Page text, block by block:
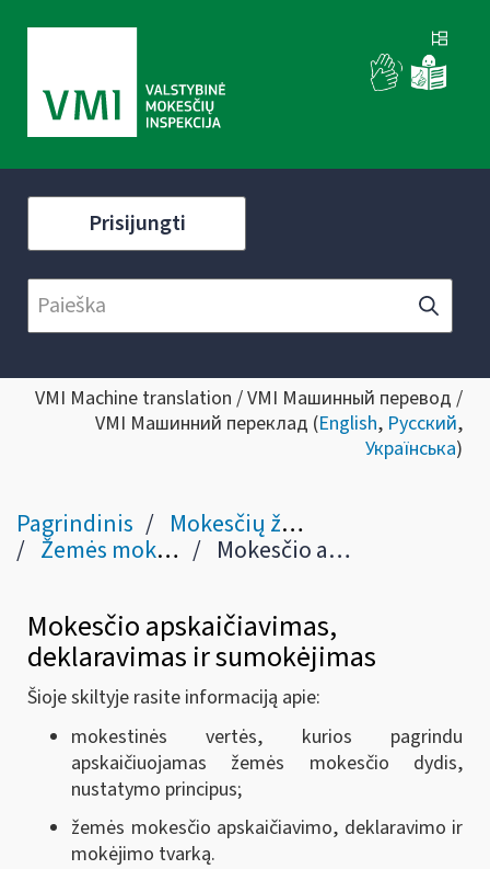
Prisijungti
VMI Machine translation / VMI Машинный перевод /
VMI Машинний переклад (English, Русский,
Українська)
Pagrindinis Mokesčių žinynas
Žemės mokestis Mokesčio apskaičiavimas, deklaravimas ir mokėjimas (9-13 str.)
Mokesčio apskaičiavimas,
deklaravimas ir sumokėjimas
Šioje skiltyje rasite informaciją apie:
mokestinės vertės, kurios pagrindu
apskaičiuojamas žemės mokesčio dydis,
nustatymo principus;
žemės mokesčio apskaičiavimo, deklaravimo ir
mokėjimo tvarką.